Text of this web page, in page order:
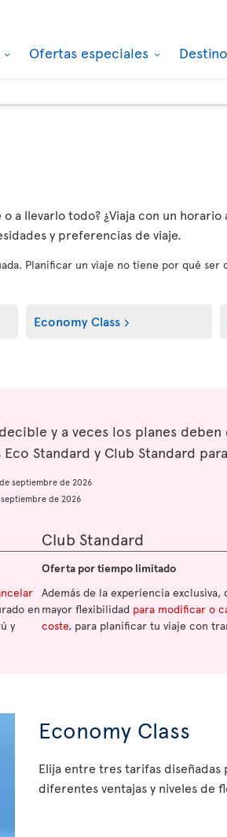
Ofertas especiales
a llevarlo todo? ¿Viaja con un
y preferencias de viaje.
Planificar un viaje no tiene por qué ser
Economy Class
y a veces los planes
Eco Standard y Club Standard
septiembre de 2026
de 2026
en
y
Club Standard
Oferta por tiempo limitado
Además de la experiencia exclusiva,
mayor flexibilidad para modificar o
coste, para planificar tu viaje con
Economy Class
Elija entre tres tarifas diseñadas
diferentes ventajas y niveles de